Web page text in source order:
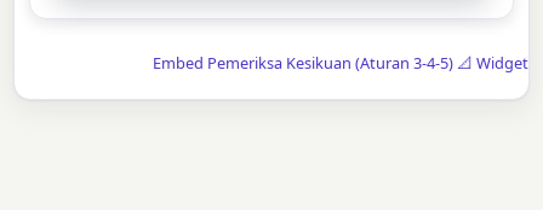
Embed Pemeriksa Kesikuan (Aturan 3-4-5) 📐 Widget